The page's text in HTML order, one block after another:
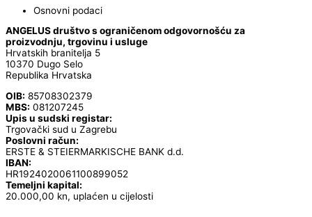
Osnovni podaci
ANGELUS društvo s ograničenom odgovornošću za
proizvodnju, trgovinu i usluge
Hrvatskih branitelja 5
10370 Dugo Selo
Republika Hrvatska
OIB: 85708302379
MBS: 081207245
Upis u sudski registar:
Trgovački sud u Zagrebu
Poslovni račun:
ERSTE & STEIERMARKISCHE BANK d.d.
IBAN:
HR1924020061100899052
Temeljni kapital:
20.000,00 kn, uplaćen u cijelosti